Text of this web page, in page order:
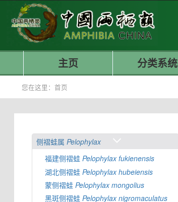
主页 分类系统
您在这里：首页
侧褶蛙属Pelophylax
福建侧褶蛙Pelophylax fukienensis
湖北侧褶蛙Pelophylax hubeiensis
蒙侧褶蛙Pelophylax mongolius
黑斑侧褶蛙Pelophylax nigromaculatus